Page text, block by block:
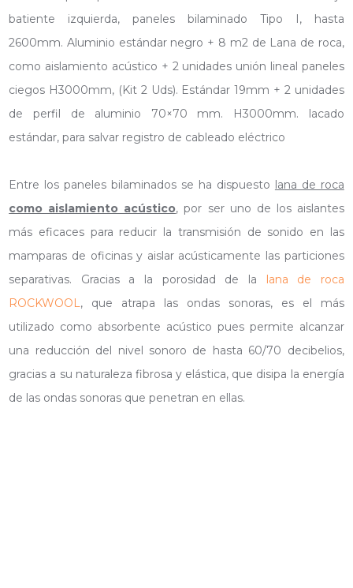
batiente izquierda, paneles bilaminado Tipo I, hasta
2600mm. Aluminio estándar negro + 8 m2 de Lana de roca,
como aislamiento acústico + 2 unidades unión lineal paneles
ciegos H3000mm, (Kit 2 Uds). Estándar 19mm + 2 unidades
de perfil de aluminio 70×70 mm. H3000mm. lacado
estándar, para salvar registro de cableado eléctrico
Entre los paneles bilaminados se ha dispuesto
lana de roca
como aislamiento acústico, por ser uno de los aislantes
más eficaces para reducir la transmisión de sonido en las
mamparas de oficinas y aislar acústicamente las particiones
separativas. Gracias a la porosidad de la
lana de roca
ROCKWOOL, que atrapa las ondas sonoras, es el más
utilizado como absorbente acústico pues permite alcanzar
una reducción del nivel sonoro de hasta 60/70 decibelios,
gracias a su naturaleza fibrosa y elástica, que disipa la energía
de las ondas sonoras que penetran en ellas.